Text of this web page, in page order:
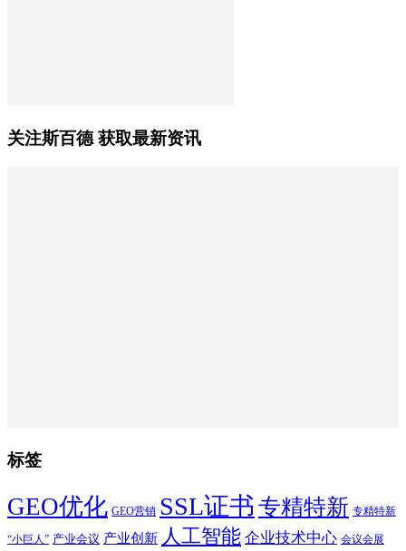
关注斯百德 获取最新资讯
标签
GEO优化 GEO营销 SSL证书 专精特新 专精特新
“小巨人” 产业会议 产业创新 人工智能 企业技术中心 会议会展